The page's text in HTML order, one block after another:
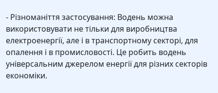
- Різноманіття застосування: Водень можна
використовувати не тільки для виробництва
електроенергії, але і в транспортному секторі, для
опалення і в промисловості. Це робить водень
універсальним джерелом енергії для різних секторів
економіки.